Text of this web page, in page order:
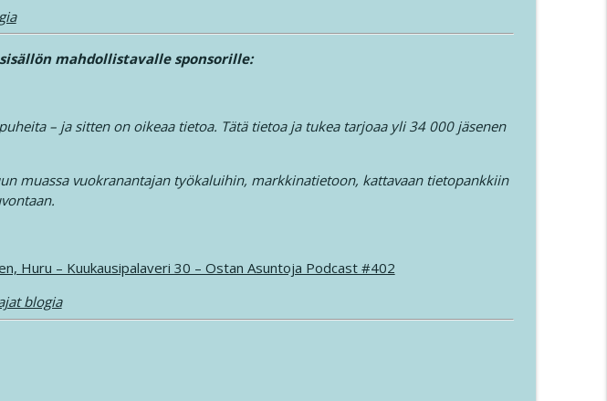
mahdollistavalle sponsorille:
– ja sitten on oikeaa tietoa. Tätä tietoa ja tukea tarjoaa yli 34 000 jäsenen
muassa vuokranantajan työkaluihin, markkinatietoon, kattavaan tietopankkiin
Huru – Kuukausipalaveri 30 – Ostan Asuntoja Podcast #402
blogia